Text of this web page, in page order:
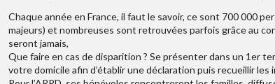
Chaque année en France, il faut le savoir, ce sont 700 000
majeurs) et nombreuses sont retrouvées parfois grâce au
seront jamais,
Que faire en cas de disparition ? Se présenter dans un 1er
votre domicile afin d’établir une déclaration puis recueillir